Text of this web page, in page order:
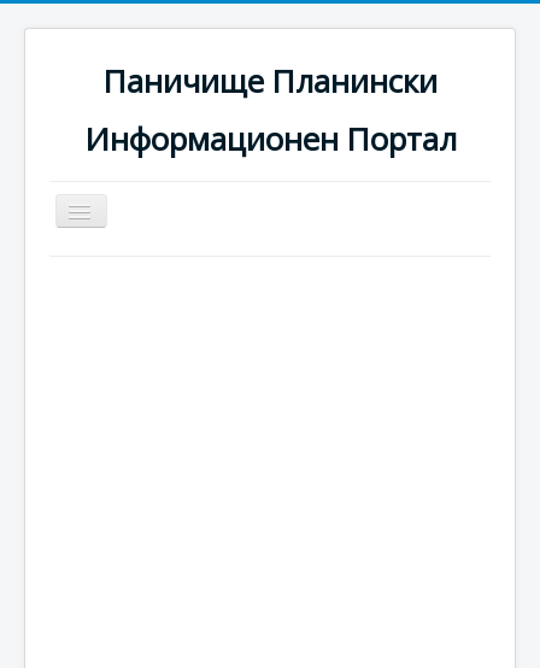
Паничище Планински
Информационен Портал
Превключи
навигация